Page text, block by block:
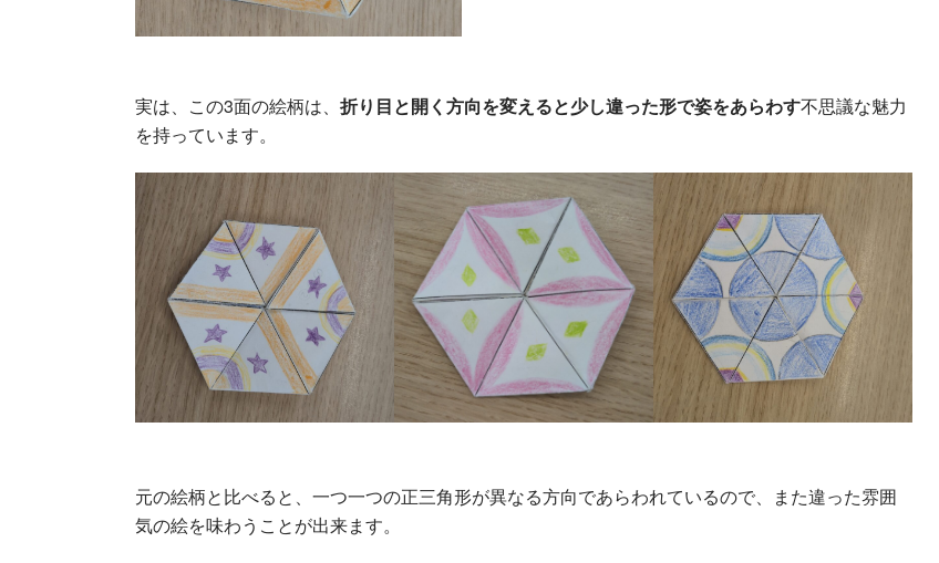
実は、この3面の絵柄は、 折り目と開く方向を変えると少し違った形で姿をあらわす不思議な魅力
を持っています。
元の絵柄と比べると、一つ一つの正三角形が異なる方向であらわれているので、また違った雰囲
気の絵を味わうことが出来ます。